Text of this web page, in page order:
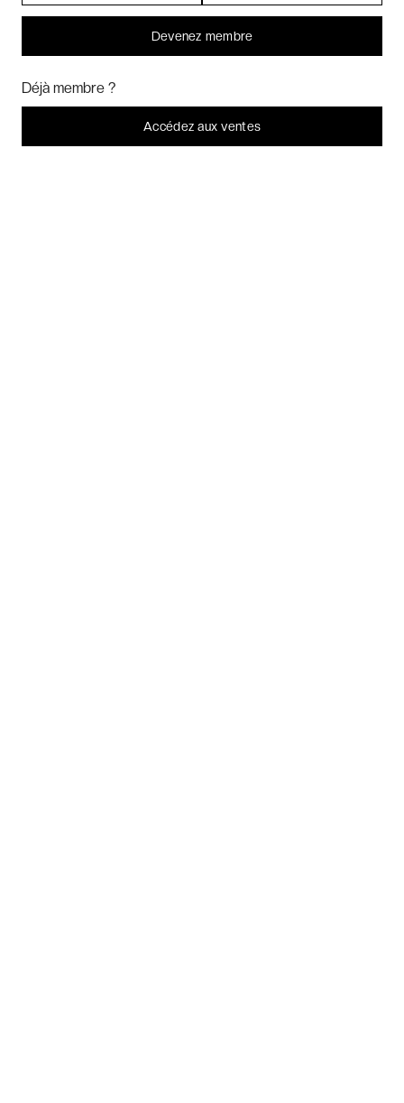
Voyages inoubliables
CHARTE DE CONFIDENTIALITÉ
Devenez membre
Déjà membre ?
Accédez aux ventes
Marketing? Vous pouvez toujours modifier ou retirer votre
Je refuse C'est bon.